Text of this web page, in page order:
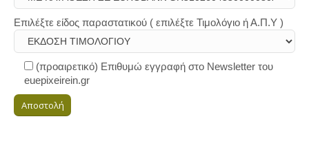
Επιλέξτε είδος παραστατικού ( επιλέξτε Τιμολόγιο ή Α.Π.Υ )
(προαιρετικό) Επιθυμώ εγγραφή στο Newsletter του
euepixeirein.gr